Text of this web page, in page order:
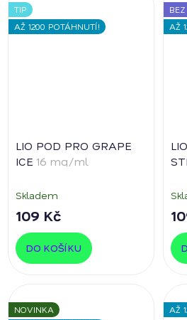
TIP
AŽ 1200 POTÁHNUTÍ!
LIO POD PRO GRAPE
ICE 16 mg/ml
Skladem
109 Kč
DO KOŠÍKU
AŽ
NOVINKA
AŽ